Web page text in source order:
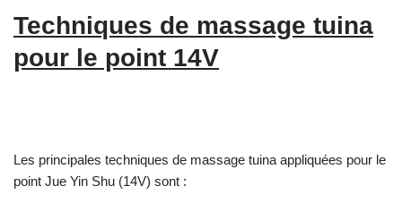
Techniques de massage tuina
pour le point 14V
Les principales techniques de massage tuina appliquées pour le
point Jue Yin Shu (14V) sont :